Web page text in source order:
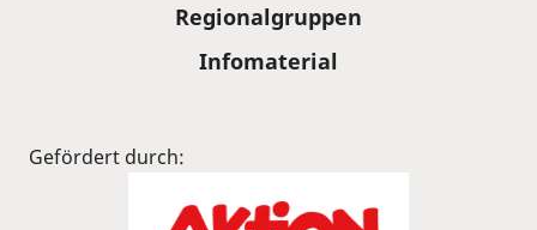
Regionalgruppen
Infomaterial
Gefördert durch: